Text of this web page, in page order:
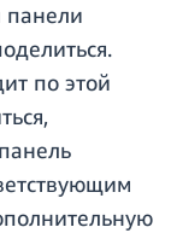
панели
по этой